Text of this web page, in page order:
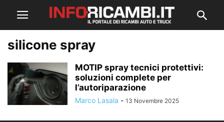
silicone spray
MOTIP spray tecnici protettivi:
soluzioni complete per
l’autoriparazione
Marco Lasala - 13 Novembre 2025